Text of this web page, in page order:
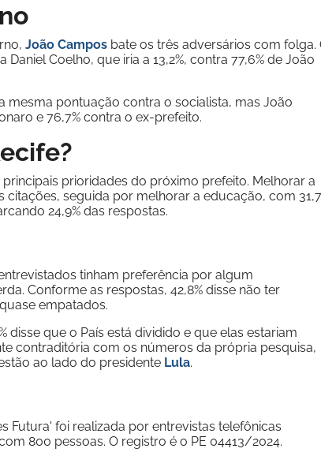
João Campos bate os três adversários com folga.
Coelho, que iria a 13,2%, contra 77,6% de João
mesma pontuação contra o socialista, mas João
e 76,7% contra o ex-prefeito.
prioridades do próximo prefeito. Melhorar a
seguida por melhorar a educação, com
24,9% das respostas.
tinham preferência por algum
Conforme as respostas, 42,8% disse não ter
empatados.
disse que o País está dividido e que elas estariam
contraditória com os números da própria pesquisa,
ao lado do presidente Lula.
Futura' foi realizada por entrevistas telefônicas
800 pessoas. O registro é o PE 04413/2024.